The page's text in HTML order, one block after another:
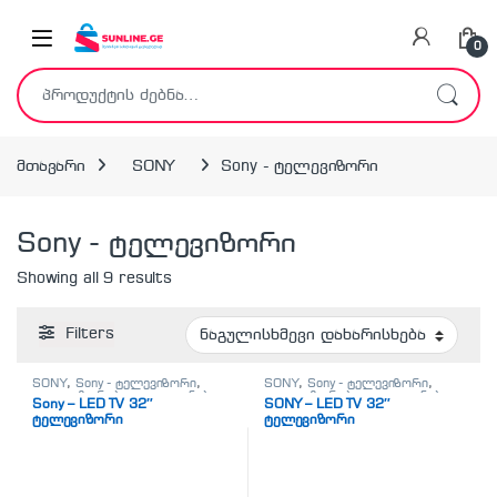
0
ძებნა:
მთავარი SONY Sony - ტელევიზორი
Sony - ტელევიზორი
Showing all 9 results
Filters
SONY,Sony - ტელევიზორი,
ტელევიზორები ,ტელეფონები,
პლანშეტები,
აქსესუარები,ტელევიზორი
Sony – LED TV 32″
ტელევიზორი
SONY,Sony - ტელევიზორი,
ტელევიზორები , ტელეფონები,
პლანშეტები,
აქსესუარები,ტელევიზორი
SONY – LED TV 32″
ტელევიზორი